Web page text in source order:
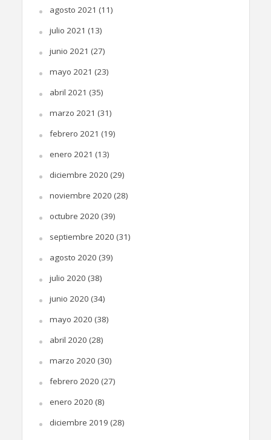
agosto 2021 (11)
julio 2021 (13)
junio 2021 (27)
mayo 2021 (23)
abril 2021 (35)
marzo 2021 (31)
febrero 2021 (19)
enero 2021 (13)
diciembre 2020 (29)
noviembre 2020 (28)
octubre 2020 (39)
septiembre 2020 (31)
agosto 2020 (39)
julio 2020 (38)
junio 2020 (34)
mayo 2020 (38)
abril 2020 (28)
marzo 2020 (30)
febrero 2020 (27)
enero 2020 (8)
diciembre 2019 (28)